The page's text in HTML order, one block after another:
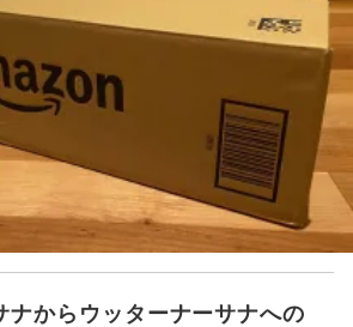
ナからウッターナーサナへの